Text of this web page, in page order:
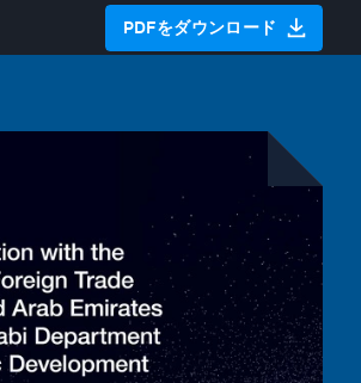
PDFをダウンロード